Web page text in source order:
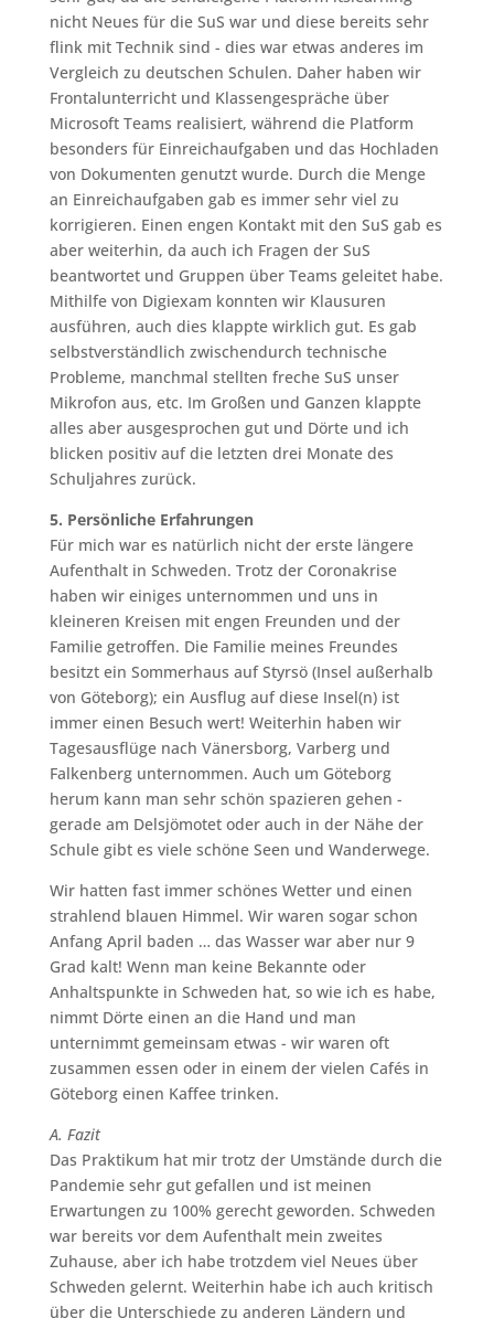
nicht Neues für die SuS war und diese bereits sehr
flink mit Technik sind - dies war etwas anderes im
Vergleich zu deutschen Schulen. Daher haben wir
Frontalunterricht und Klassengespräche über
Microsoft Teams realisiert, während die Platform
besonders für Einreichaufgaben und das Hochladen
von Dokumenten genutzt wurde. Durch die Menge
an Einreichaufgaben gab es immer sehr viel zu
korrigieren. Einen engen Kontakt mit den SuS gab es
aber weiterhin, da auch ich Fragen der SuS
beantwortet und Gruppen über Teams geleitet habe.
Mithilfe von Digiexam konnten wir Klausuren
ausführen, auch dies klappte wirklich gut. Es gab
selbstverständlich zwischendurch technische
Probleme, manchmal stellten freche SuS unser
Mikrofon aus, etc. Im Großen und Ganzen klappte
alles aber ausgesprochen gut und Dörte und ich
blicken positiv auf die letzten drei Monate des
Schuljahres zurück.
5. Persönliche Erfahrungen
Für mich war es natürlich nicht der erste längere
Aufenthalt in Schweden. Trotz der Coronakrise
haben wir einiges unternommen und uns in
kleineren Kreisen mit engen Freunden und der
Familie getroffen. Die Familie meines Freundes
besitzt ein Sommerhaus auf Styrsö (Insel außerhalb
von Göteborg); ein Ausflug auf diese Insel(n) ist
immer einen Besuch wert! Weiterhin haben wir
Tagesausflüge nach Vänersborg, Varberg und
Falkenberg unternommen. Auch um Göteborg
herum kann man sehr schön spazieren gehen -
gerade am Delsjömotet oder auch in der Nähe der
Schule gibt es viele schöne Seen und Wanderwege.
Wir hatten fast immer schönes Wetter und einen
strahlend blauen Himmel. Wir waren sogar schon
Anfang April baden … das Wasser war aber nur 9
Grad kalt! Wenn man keine Bekannte oder
Anhaltspunkte in Schweden hat, so wie ich es habe,
nimmt Dörte einen an die Hand und man
unternimmt gemeinsam etwas - wir waren oft
zusammen essen oder in einem der vielen Cafés in
Göteborg einen Kaffee trinken.
A. Fazit
Das Praktikum hat mir trotz der Umstände durch die
Pandemie sehr gut gefallen und ist meinen
Erwartungen zu 100% gerecht geworden. Schweden
war bereits vor dem Aufenthalt mein zweites
Zuhause, aber ich habe trotzdem viel Neues über
Schweden gelernt. Weiterhin habe ich auch kritisch
über die Unterschiede zu anderen Ländern und